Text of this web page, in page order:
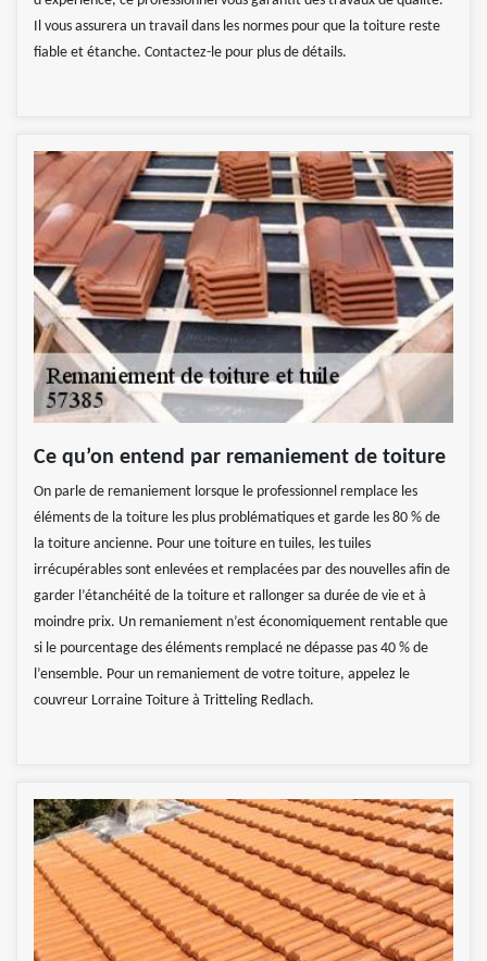
Il vous assurera un travail dans les normes pour que la toiture reste
fiable et étanche. Contactez-le pour plus de détails.
Ce qu’on entend par remaniement de toiture
On parle de remaniement lorsque le professionnel remplace les
éléments de la toiture les plus problématiques et garde les 80 % de
la toiture ancienne. Pour une toiture en tuiles, les tuiles
irrécupérables sont enlevées et remplacées par des nouvelles afin de
garder l’étanchéité de la toiture et rallonger sa durée de vie et à
moindre prix. Un remaniement n’est économiquement rentable que
si le pourcentage des éléments remplacé ne dépasse pas 40 % de
l’ensemble. Pour un remaniement de votre toiture, appelez le
couvreur Lorraine Toiture à Tritteling Redlach.